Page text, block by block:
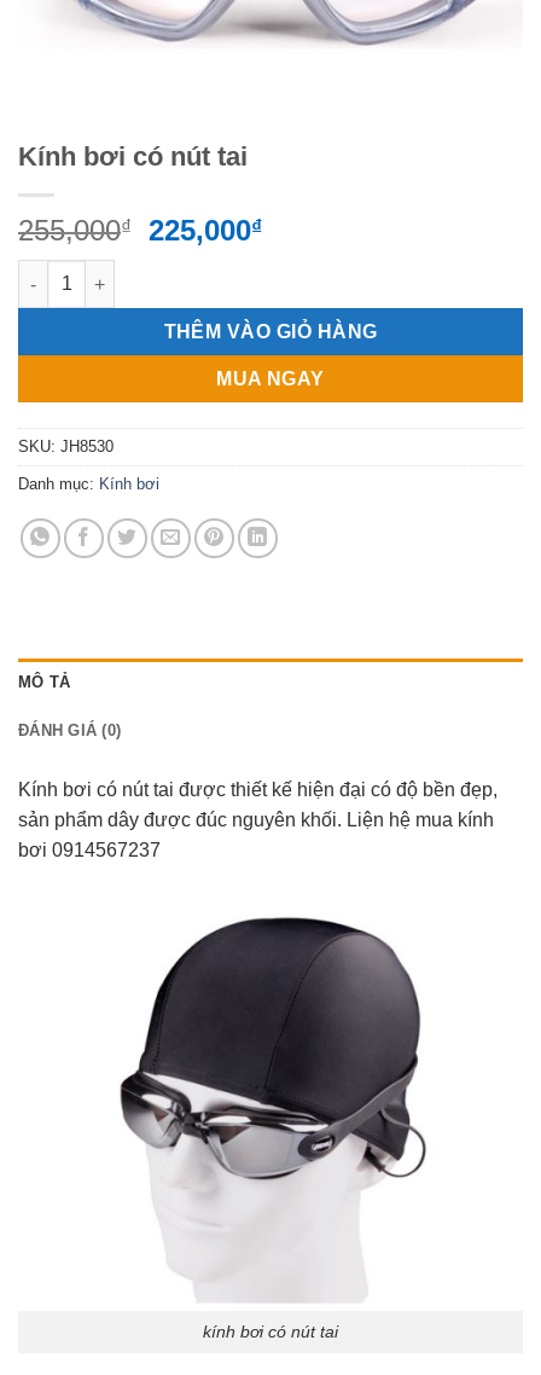
Kính bơi có nút tai
255,000₫
Giá
255,000₫.
225,000₫Giá
là:
225,000₫.
Kính bơi có nút tai số lượng
THÊM VÀO GIỎ HÀNG
MUA NGAY
SKU: JH8530
Danh mục: Kính bơi
MÔ TẢ
ĐÁNH GIÁ (0)
Kính bơi có nút tai được thiết kế hiện đại có độ bền đẹp,
sản phẩm dây được đúc nguyên khối. Liện hệ mua kính
bơi 0914567237
kính bơi có nút tai